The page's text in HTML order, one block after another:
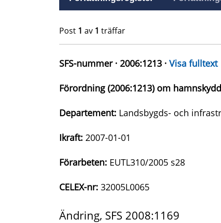
Post 1 av 1 träffar
SFS-nummer · 2006:1213 · Visa fulltext
Förordning (2006:1213) om hamnskydd
Departement: Landsbygds- och
Ikraft: 2007-01-01
Förarbeten: EUTL310/2005 s28
CELEX-nr: 32005L0065
Ändring, SFS 2008:1169